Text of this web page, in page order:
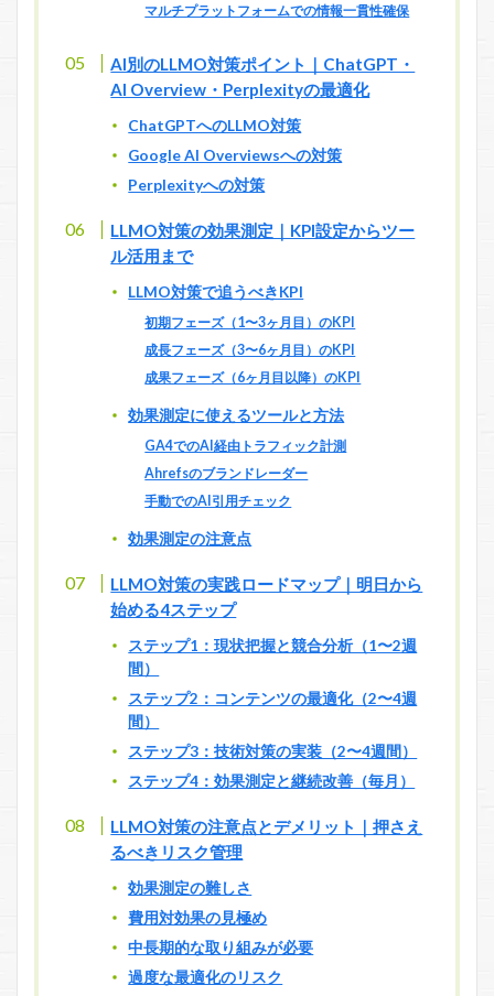
マルチプラットフォームでの情報一貫性確保
AI別のLLMO対策ポイント｜ChatGPT・
AI Overview・Perplexityの最適化
ChatGPTへのLLMO対策
Google AI Overviewsへの対策
Perplexityへの対策
LLMO対策の効果測定｜KPI設定からツー
ル活用まで
LLMO対策で追うべきKPI
初期フェーズ（1〜3ヶ月目）のKPI
成長フェーズ（3〜6ヶ月目）のKPI
成果フェーズ（6ヶ月目以降）のKPI
効果測定に使えるツールと方法
GA4でのAI経由トラフィック計測
Ahrefsのブランドレーダー
手動でのAI引用チェック
効果測定の注意点
LLMO対策の実践ロードマップ｜明日から
始める4ステップ
ステップ1：現状把握と競合分析（1〜2週
間）
ステップ2：コンテンツの最適化（2〜4週
間）
ステップ3：技術対策の実装（2〜4週間）
ステップ4：効果測定と継続改善（毎月）
LLMO対策の注意点とデメリット｜押さえ
るべきリスク管理
効果測定の難しさ
費用対効果の見極め
中長期的な取り組みが必要
過度な最適化のリスク